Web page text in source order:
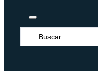
Search
...